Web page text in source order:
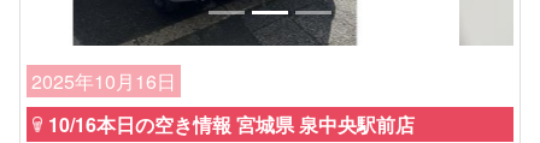
2025年10月16日
10/16本日の空き情報 宮城県 泉中央駅前店